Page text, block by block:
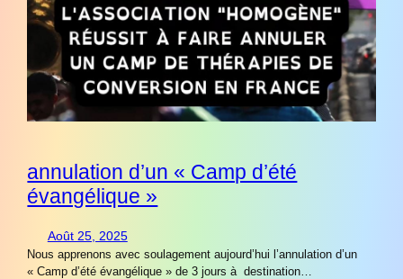
annulation d’un « Camp d’été
évangélique »
Août 25, 2025
Nous apprenons avec soulagement aujourd’hui l’annulation d’un
« Camp d’été évangélique » de 3 jours à destination…